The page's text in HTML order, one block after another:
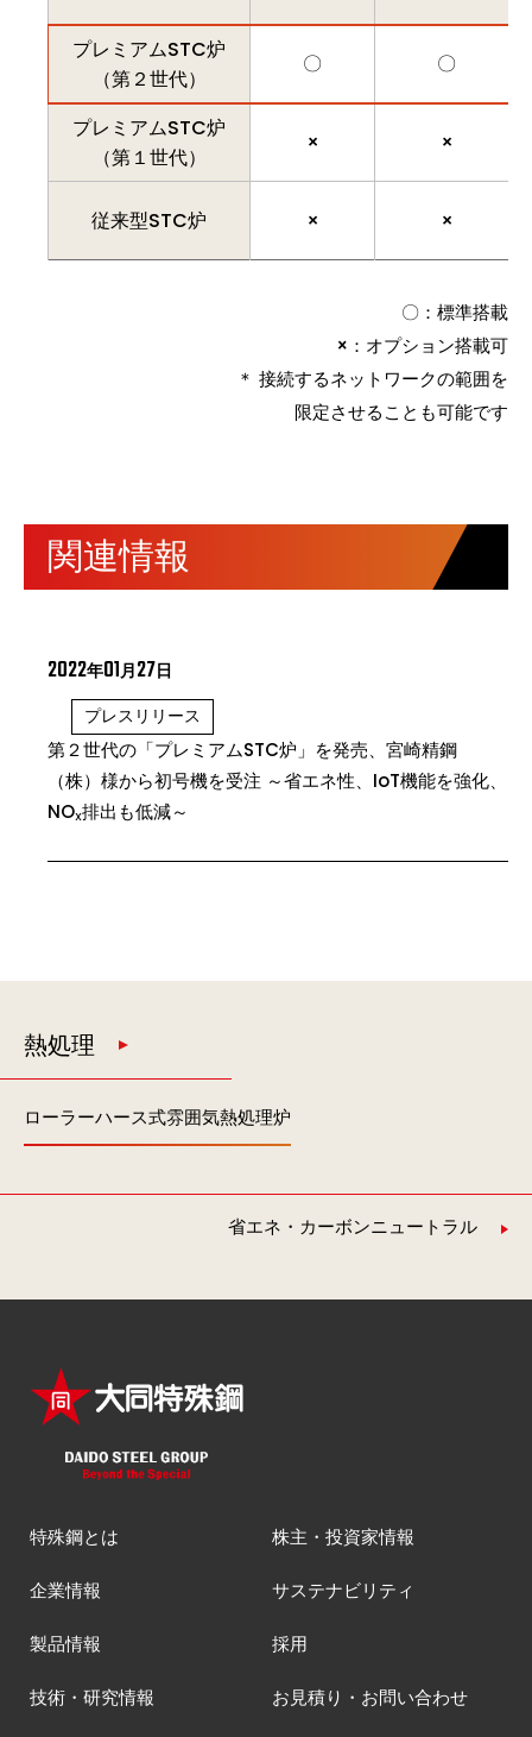
プレミアムSTC炉
（第２世代）
〇 〇
プレミアムSTC炉
（第１世代）
× ×
従来型STC炉 × ×
〇：標準搭載
×：オプション搭載可
＊ 接続するネットワークの範囲を
限定させることも可能です
関連情報
2022年01月27日
プレスリリース
第２世代の「プレミアムSTC炉」を発売、宮崎精鋼
（株）様から初号機を受注 ～省エネ性、IoT機能を強化、
NOX排出も低減～
熱処理
ローラーハース式雰囲気熱処理炉
省エネ・カーボンニュートラル
特殊鋼とは
企業情報
製品情報
技術・研究情報
株主・投資家情報
サステナビリティ
採用
お見積り・お問い合わせ